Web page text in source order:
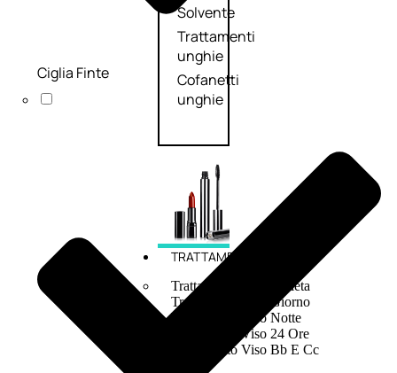
Solvente
Trattamenti
unghie
Cofanetti
unghie
TRATTAMENTI
Trattamento Viso Antieta
Trattamento Viso Giorno
Trattamento Viso Notte
Trattamento Viso 24 Ore
Trattamento Viso Bb E Cc
Ciglia Finte